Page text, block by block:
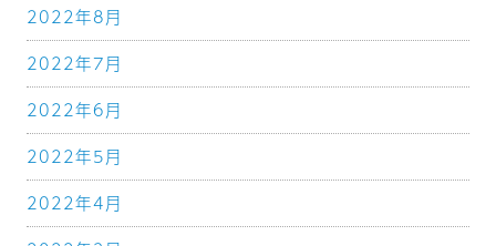
2022年8月
2022年7月
2022年6月
2022年5月
2022年4月